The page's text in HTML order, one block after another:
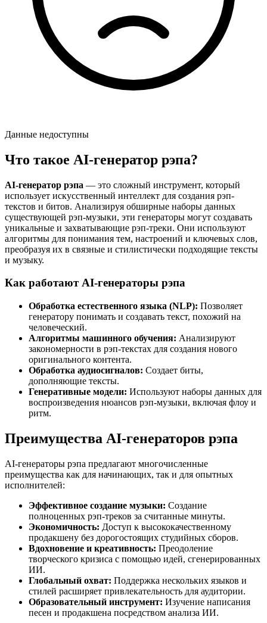
Данные недоступны
Что такое AI-генератор рэпа?
AI-генератор рэпа — это сложный инструмент, который
использует искусственный интеллект для создания рэп-
текстов и битов. Анализируя обширные наборы данных
существующей рэп-музыки, эти генераторы могут создавать
уникальные и захватывающие рэп-треки. Они используют
алгоритмы для понимания тем, настроений и ключевых слов,
преобразуя их в связные и стилистически подходящие тексты
и музыку.
Как работают AI-генераторы рэпа
Обработка естественного языка (NLP): Позволяет
генератору понимать и создавать текст, похожий на
человеческий.
Алгоритмы машинного обучения: Анализируют
закономерности в рэп-текстах для создания нового
оригинального контента.
Обработка аудиосигналов: Создает биты,
дополняющие тексты.
Генеративные модели: Используют наборы данных для
воспроизведения нюансов рэп-музыки, включая флоу и
ритм.
Преимущества AI-генераторов рэпа
AI-генераторы рэпа предлагают многочисленные
преимущества как для начинающих, так и для опытных
исполнителей:
Эффективное создание музыки: Создание
полноценных рэп-треков за считанные минуты.
Экономичность: Доступ к высококачественному
продакшену без дорогостоящих студийных сборов.
Вдохновение и креативность: Преодоление
творческого кризиса с помощью идей, сгенерированных
ИИ.
Глобальный охват: Поддержка нескольких языков и
стилей расширяет привлекательность для аудитории.
Образовательный инструмент: Изучение написания
песен и продакшена посредством анализа ИИ.